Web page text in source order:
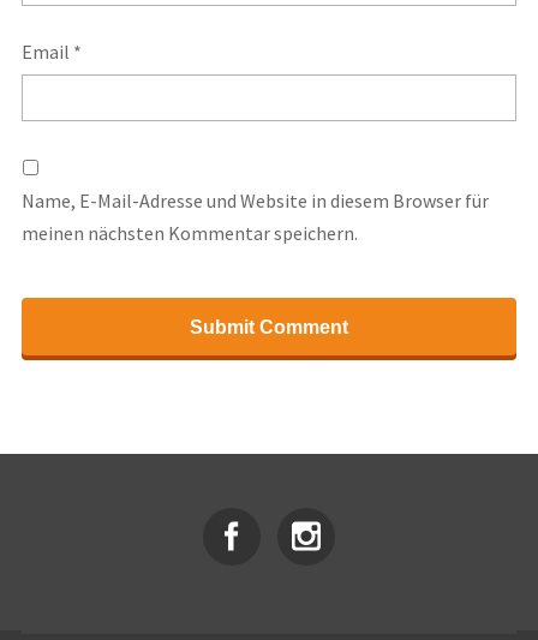
Email *
Name, E-Mail-Adresse und Website in diesem Browser für
meinen nächsten Kommentar speichern.